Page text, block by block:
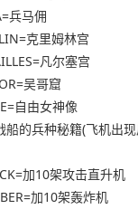
兵马佣
克里姆林宫
凡尔塞宫
吴哥窟
自由女神像
船的兵种秘籍(飞机出
加10架攻击直升机
加10架轰炸机